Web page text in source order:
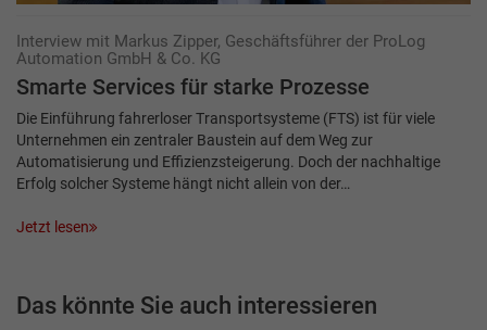
Interview mit Markus Zipper, Geschäftsführer der ProLog
Automation GmbH & Co. KG
Smarte Services für starke Prozesse
Die Einführung fahrerloser Transportsysteme (FTS) ist für viele
Unternehmen ein zentraler Baustein auf dem Weg zur
Automatisierung und Effizienzsteigerung. Doch der nachhaltige
Erfolg solcher Systeme hängt nicht allein von der…
Jetzt lesen
Das könnte Sie auch interessieren